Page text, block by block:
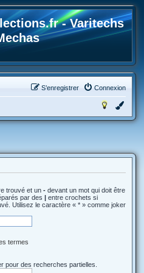
- Varitechs
Connexion
S’enregistrer
trouvé et un - devant un mot qui doit être
par des | entre crochets si
Utilisez le caractère « * » comme joker
termes
pour des recherches partielles.